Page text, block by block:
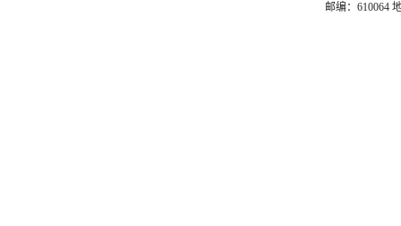
邮编：610064